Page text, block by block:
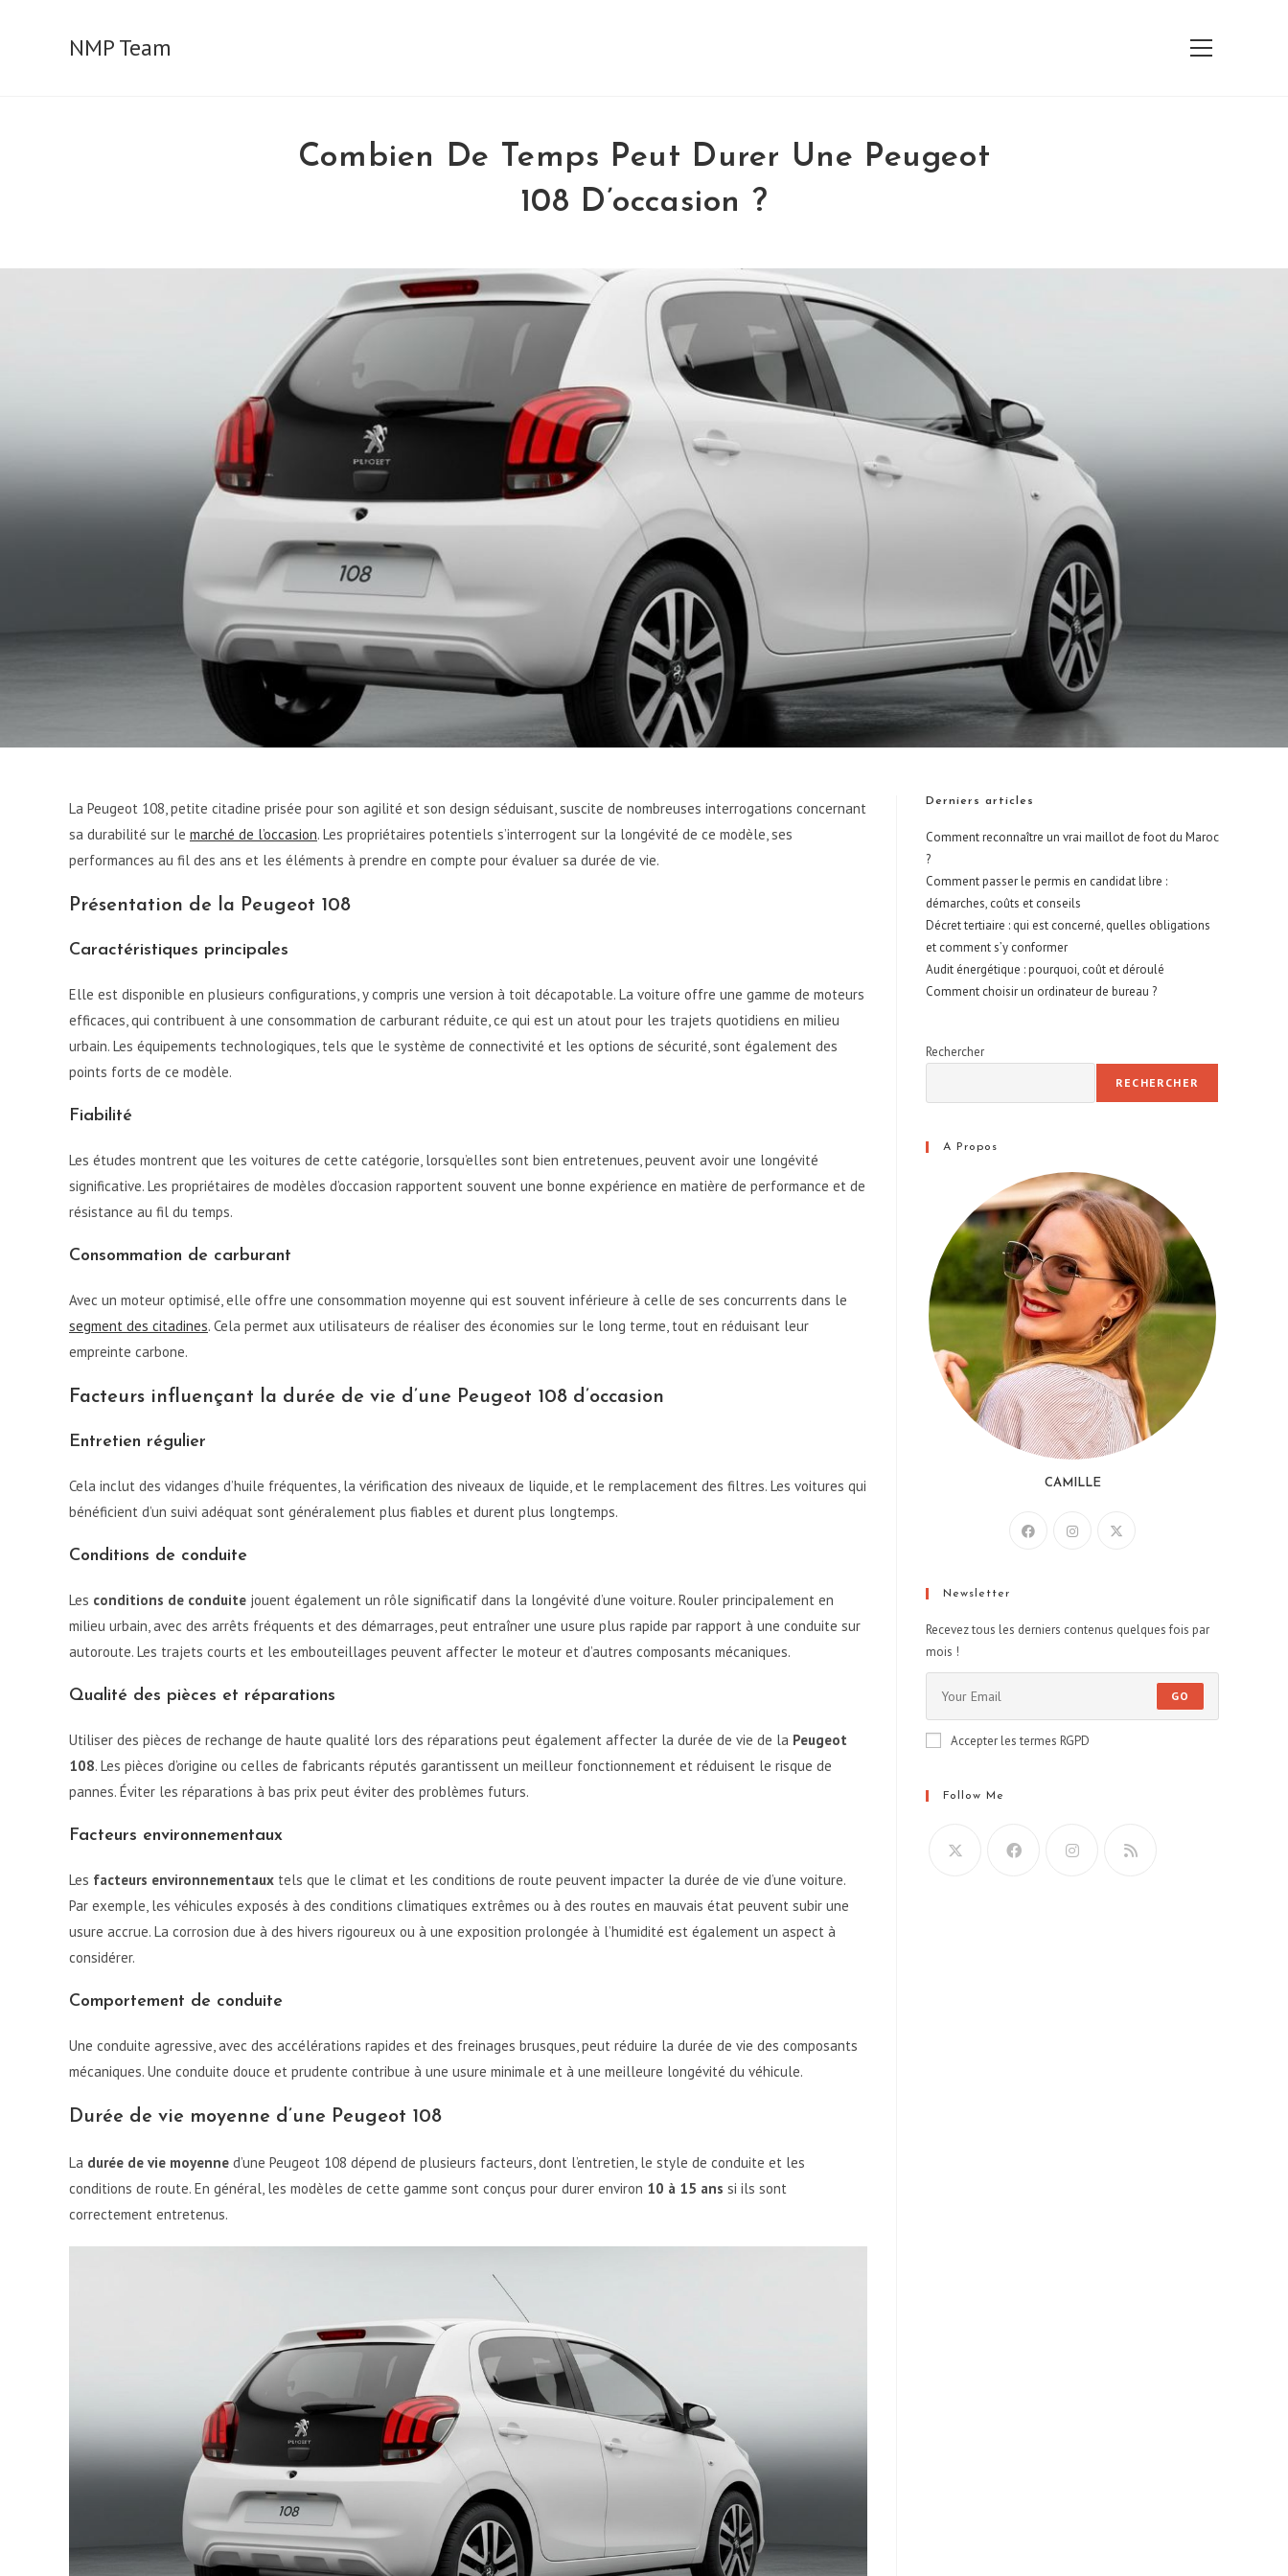
NMP Team
View
Combien De Temps Peut Durer Une Peugeot
108 D’occasion ?
La Peugeot 108, petite citadine prisée pour son agilité et son design séduisant, suscite de nombreuses interrogations concernant
sa durabilité sur le marché de l’occasion. Les propriétaires potentiels s’interrogent sur la longévité de ce modèle, ses
performances au fil des ans et les éléments à prendre en compte pour évaluer sa durée de vie.
Présentation de la Peugeot 108
Caractéristiques principales
Elle est disponible en plusieurs configurations, y compris une version à toit décapotable. La voiture offre une gamme de moteurs
efficaces, qui contribuent à une consommation de carburant réduite, ce qui est un atout pour les trajets quotidiens en milieu
urbain. Les équipements technologiques, tels que le système de connectivité et les options de sécurité, sont également des
points forts de ce modèle.
Fiabilité
Les études montrent que les voitures de cette catégorie, lorsqu’elles sont bien entretenues, peuvent avoir une longévité
significative. Les propriétaires de modèles d’occasion rapportent souvent une bonne expérience en matière de performance et de
résistance au fil du temps.
Consommation de carburant
Avec un moteur optimisé, elle offre une consommation moyenne qui est souvent inférieure à celle de ses concurrents dans le
segment des citadines. Cela permet aux utilisateurs de réaliser des économies sur le long terme, tout en réduisant leur
empreinte carbone.
Facteurs influençant la durée de vie d’une Peugeot 108 d’occasion
Entretien régulier
Cela inclut des vidanges d’huile fréquentes, la vérification des niveaux de liquide, et le remplacement des filtres. Les voitures qui
bénéficient d’un suivi adéquat sont généralement plus fiables et durent plus longtemps.
Conditions de conduite
Les conditions de conduite jouent également un rôle significatif dans la longévité d’une voiture. Rouler principalement en
milieu urbain, avec des arrêts fréquents et des démarrages, peut entraîner une usure plus rapide par rapport à une conduite sur
autoroute. Les trajets courts et les embouteillages peuvent affecter le moteur et d’autres composants mécaniques.
Qualité des pièces et réparations
Utiliser des pièces de rechange de haute qualité lors des réparations peut également affecter la durée de vie de la Peugeot
108. Les pièces d’origine ou celles de fabricants réputés garantissent un meilleur fonctionnement et réduisent le risque de
pannes. Éviter les réparations à bas prix peut éviter des problèmes futurs.
Facteurs environnementaux
Les facteurs environnementaux tels que le climat et les conditions de route peuvent impacter la durée de vie d’une voiture.
Par exemple, les véhicules exposés à des conditions climatiques extrêmes ou à des routes en mauvais état peuvent subir une
usure accrue. La corrosion due à des hivers rigoureux ou à une exposition prolongée à l’humidité est également un aspect à
considérer.
Comportement de conduite
Une conduite agressive, avec des accélérations rapides et des freinages brusques, peut réduire la durée de vie des composants
mécaniques. Une conduite douce et prudente contribue à une usure minimale et à une meilleure longévité du véhicule.
Durée de vie moyenne d’une Peugeot 108
La durée de vie moyenne d’une Peugeot 108 dépend de plusieurs facteurs, dont l’entretien, le style de conduite et les
conditions de route. En général, les modèles de cette gamme sont conçus pour durer environ 10 à 15 ans si ils sont
correctement entretenus.
Derniers articles
Comment reconnaître un vrai maillot de foot du Maroc
?
Comment passer le permis en candidat libre :
démarches, coûts et conseils
Décret tertiaire : qui est concerné, quelles obligations
et comment s’y conformer
Audit énergétique : pourquoi, coût et déroulé
Comment choisir un ordinateur de bureau ?
Rechercher
RECHERCHER
A Propos
CAMILLE
Newsletter
Recevez tous les derniers contenus quelques fois par
mois !
GO
Accepter les termes RGPD
Follow Me